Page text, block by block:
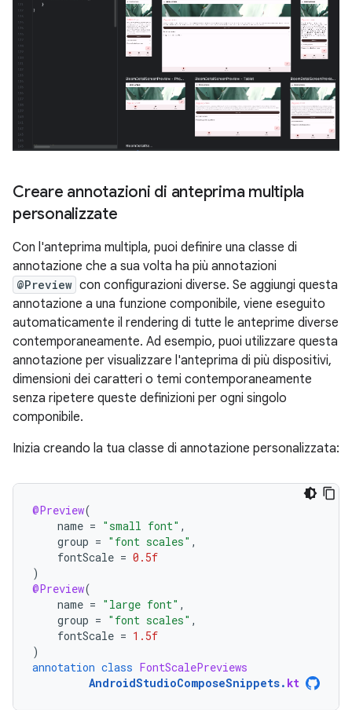
Creare annotazioni di anteprima multipla
personalizzate
Con l'anteprima multipla, puoi definire una classe di
annotazione che a sua volta ha più annotazioni
@Preview con configurazioni diverse. Se aggiungi questa
annotazione a una funzione componibile, viene eseguito
automaticamente il rendering di tutte le anteprime diverse
contemporaneamente. Ad esempio, puoi utilizzare questa
annotazione per visualizzare l'anteprima di più dispositivi,
dimensioni dei caratteri o temi contemporaneamente
senza ripetere queste definizioni per ogni singolo
componibile.
Inizia creando la tua classe di annotazione personalizzata:
@Preview(
name = "small font" ,
group = "font scales" ,
fontScale = 0.5f
)
@Preview(
name = "large font" ,
group = "font scales" ,
fontScale = 1.5f
)
annotation class FontScalePreviews
AndroidStudioComposeSnippets. kt